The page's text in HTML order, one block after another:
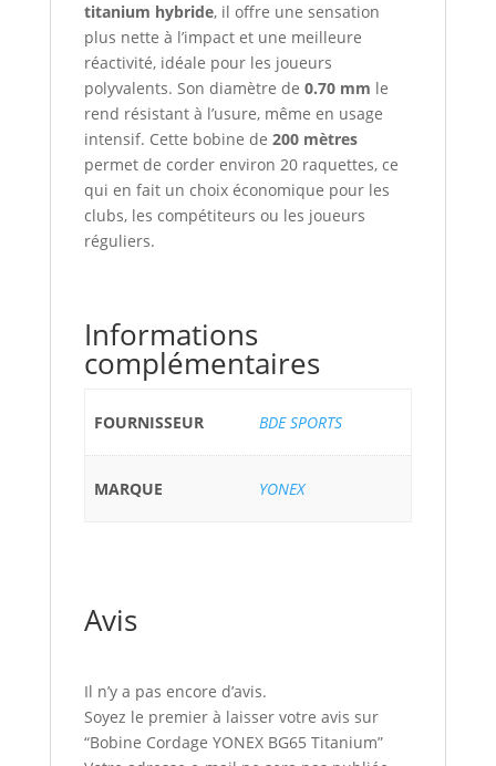
titanium hybride, il offre une sensation
plus nette à l’impact et une meilleure
réactivité, idéale pour les joueurs
polyvalents. Son diamètre de 0.70 mm le
rend résistant à l’usure, même en usage
intensif. Cette bobine de 200 mètres
permet de corder environ 20 raquettes, ce
qui en fait un choix économique pour les
clubs, les compétiteurs ou les joueurs
réguliers.
Informations
complémentaires
FOURNISSEUR BDE SPORTS
MARQUE YONEX
Avis
Il n’y a pas encore d’avis.
Soyez le premier à laisser votre avis sur
“Bobine Cordage YONEX BG65 Titanium”